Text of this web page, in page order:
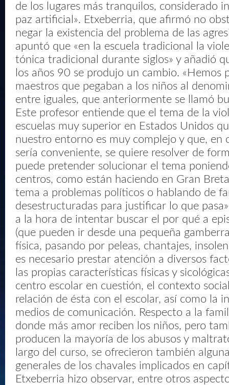
de los lugares más tranquilos, considerado
paz artificial». Etxeberria, que afirmó no
negar la existencia del problema de las
apuntó que «en la escuela tradicional la
tónica tradicional durante siglos» y añadió
los años 90 se produjo un cambio. «Hemos
maestros que pegaban a los niños al
entre iguales, que anteriormente se llamó
Este profesor entiende que el tema de la
escuelas ­muy superior en Estados Unidos
nuestro entorno­ es muy complejo y que, en
sería conveniente, se quiere resolver de
puede pretender solucionar el tema
centros, como están haciendo en Gran
tema a problemas políticos o hablando de
desestructuradas para justificar lo que
a la hora de intentar buscar el por qué a
(que pueden ir desde una pequeña
física, pasando por peleas, chantajes,
es necesario prestar atención a diversos
las propias características físicas y
centro escolar en cuestión, el contexto
relación de ésta con el escolar, así como la
medios de comunicación. Respecto a la
donde más amor reciben los niños, pero
producen la mayoría de los abusos y
largo del curso, se ofrecieron también
generales de los chavales implicados en
Etxeberria hizo observar, entre otros